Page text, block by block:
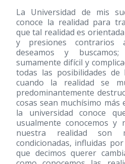
La Universidad de mis
conoce la realidad para
que tal realidad es
y presiones contrarios
deseamos y
sumamente difícil y
todas las posibilidades de
cuando la realidad se
predominantemente
cosas sean muchísimo más
la universidad conoce
usualmente conocemos y
nuestra realidad son
condicionadas, influidas
que decimos querer